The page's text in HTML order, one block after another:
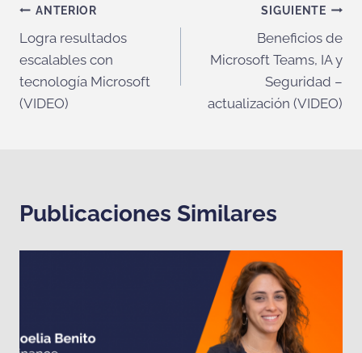
Navegación
de
entradas
ANTERIOR
Logra resultados
escalables con
tecnología Microsoft
(VIDEO)
SIGUIENTE
Beneficios de
Microsoft Teams, IA y
Seguridad –
actualización (VIDEO)
Publicaciones Similares